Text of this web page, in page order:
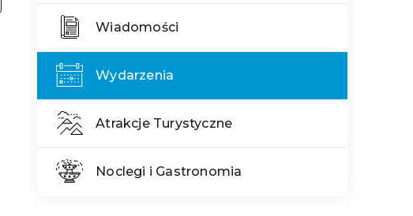
Wiadomości
Wydarzenia
Atrakcje Turystyczne
Noclegi i Gastronomia